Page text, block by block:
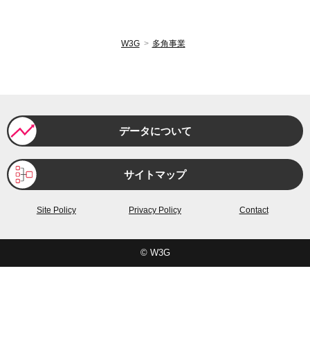
W3G 多角事業
データについて
サイトマップ
Site Policy Privacy Policy Contact
© W3G